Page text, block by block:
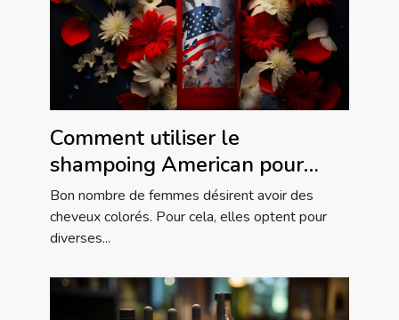
Comment utiliser le
shampoing American pour
éclaircir les cheveux ?
Bon nombre de femmes désirent avoir des
cheveux colorés. Pour cela, elles optent pour
diverses...